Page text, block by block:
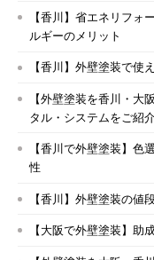
【香川】省エネリフォ
ルギーのメリット
【香川】外壁塗装で使
【外壁塗装を香川・大
タル・システムをご紹
【香川で外壁塗装】色
性
【香川】外壁塗装の値
【大阪で外壁塗装】助